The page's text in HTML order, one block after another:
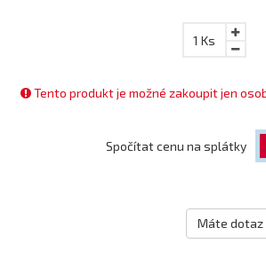
1 Ks
Tento produkt je možné zakoupit jen
Spočítat cenu na splátky
Máte dotaz